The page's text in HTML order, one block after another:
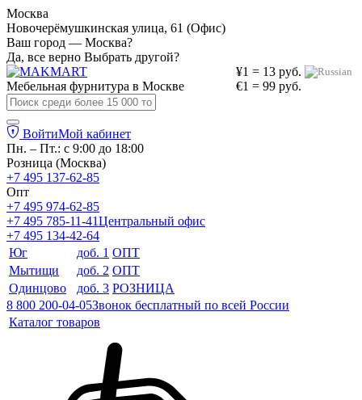
Москва
Новочерёмушкинская улица, 61 (Офис)
Ваш город — Москва?
Да, все верно Выбрать другой?
¥1 = 13 руб.
€1 = 99 руб.
Мебельная фурнитура в Москве
ВойтиМой кабинет
Пн. – Пт.: с 9:00 до 18:00
Розница (Москва)
+7 495 137-62-85
Опт
+7 495 974-62-85
+7 495 785-11-41Центральный офис
+7 495 134-42-64
Юг
доб. 1 ОПТ
Мытищи
доб. 2 ОПТ
Одинцово
доб. 3 РОЗНИЦА
8 800 200-04-05Звонок бесплатный по всей России
Каталог товаров